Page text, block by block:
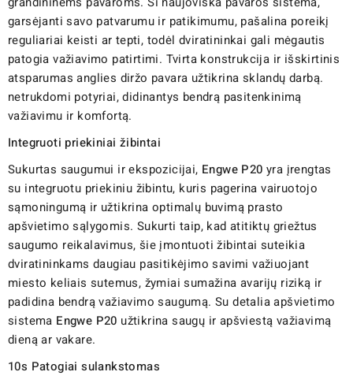
garsėjanti savo patvarumu ir patikimumu, pašalina poreikį
reguliariai keisti ar tepti, todėl dviratininkai gali mėgautis
patogia važiavimo patirtimi. Tvirta konstrukcija ir išskirtinis
atsparumas anglies diržo pavara užtikrina sklandų darbą.
netrukdomi potyriai, didinantys bendrą pasitenkinimą
važiavimu ir komfortą.
Integruoti priekiniai žibintai
Sukurtas saugumui ir ekspozicijai, Engwe P20 yra įrengtas
su integruotu priekiniu žibintu, kuris pagerina vairuotojo
sąmoningumą ir užtikrina optimalų buvimą prasto
apšvietimo sąlygomis. Sukurti taip, kad atitiktų griežtus
saugumo reikalavimus, šie įmontuoti žibintai suteikia
dviratininkams daugiau pasitikėjimo savimi važiuojant
miesto keliais sutemus, žymiai sumažina avarijų riziką ir
padidina bendrą važiavimo saugumą. Su detalia apšvietimo
sistema Engwe P20 užtikrina saugų ir apšviestą važiavimą
dieną ar vakare.
10s Patogiai sulankstomas